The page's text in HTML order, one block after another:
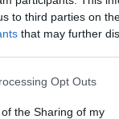
to third parties on
that may further
Opt Outs
the Sharing of my
σε
ΔΙΕΘΝΉ